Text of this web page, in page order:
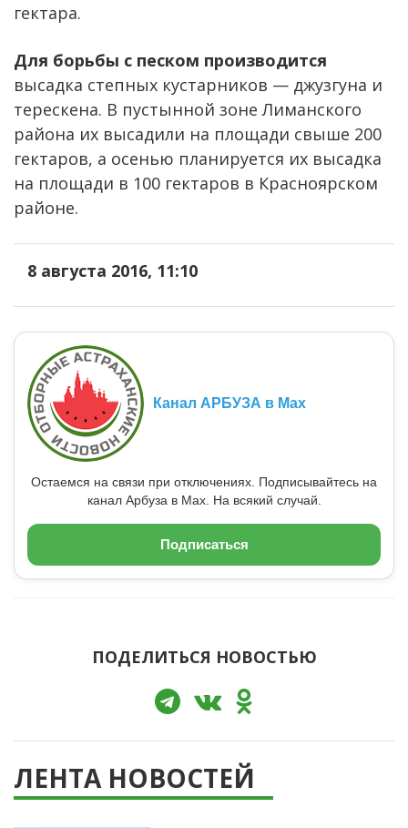
гектара.
Для борьбы с песком производится
высадка степных кустарников — джузгуна и
терескена. В пустынной зоне Лиманского
района их высадили на площади свыше 200
гектаров, а осенью планируется их высадка
на площади в 100 гектаров в Красноярском
районе.
8 августа 2016, 11:10
Канал АРБУЗА в Max
Остаемся на связи при отключениях. Подписывайтесь на
канал Арбуза в Max. На всякий случай.
Подписаться
ПОДЕЛИТЬСЯ НОВОСТЬЮ
ЛЕНТА НОВОСТЕЙ